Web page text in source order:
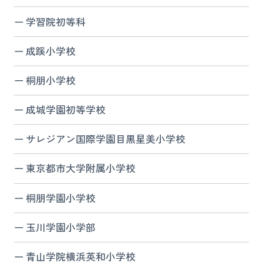
学習院初等科
成蹊小学校
桐朋小学校
成城学園初等学校
サレジアン国際学園目黒星美小学校
東京都市大学附属小学校
桐朋学園小学校
玉川学園小学部
青山学院横浜英和小学校